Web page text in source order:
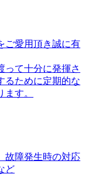
ご愛用頂き誠に有
って十分に発揮さ
るために定期的な
す。
故障発生時の対応
ど